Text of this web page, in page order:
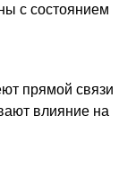
с состоянием
прямой связи
влияние на